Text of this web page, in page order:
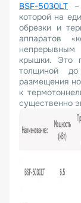
BSF-5030LT –
которой на
обрезки и
аппаратов
крышки. Это
толщиной
размещения
к
существенно